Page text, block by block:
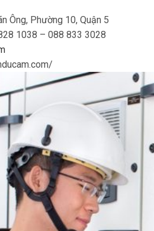
Ông, Phường 10, Quận 5
1038 – 088 833 3028